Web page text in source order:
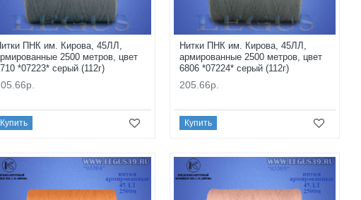
ПНК им. Кирова, 45ЛЛ,
2500 метров, цвет
*07223* серый (112г)
Купить
Нитки ПНК им. Кирова, 45ЛЛ,
армированные 2500 метров, цвет
6806 *07224* серый (112г)
205.66р.
Купить